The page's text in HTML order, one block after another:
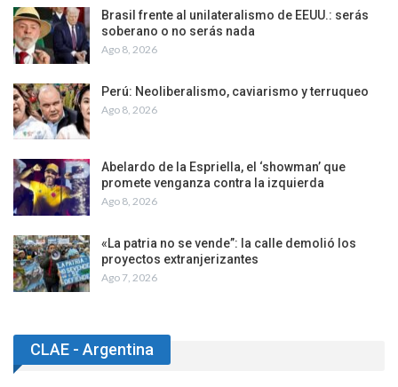
Brasil frente al unilateralismo de EEUU.: serás
soberano o no serás nada
Ago 8, 2026
Perú: Neoliberalismo, caviarismo y terruqueo
Ago 8, 2026
Abelardo de la Espriella, el ‘showman’ que
promete venganza contra la izquierda
Ago 8, 2026
«La patria no se vende”: la calle demolió los
proyectos extranjerizantes
Ago 7, 2026
CLAE - Argentina